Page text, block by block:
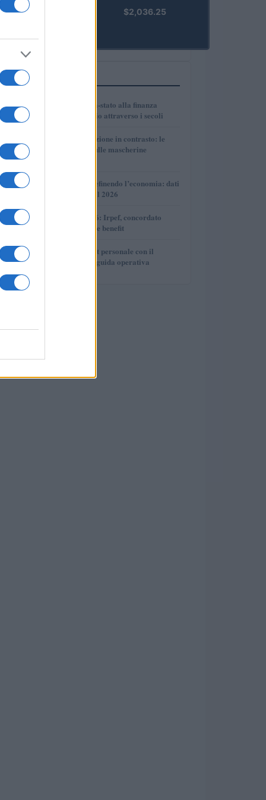
PRIME)
$2,036.25
PIÙ LETTI
1
Dalle antiche città-stato alla finanza
globale: un viaggio attraverso i secoli
2
Governo e opposizione in contrasto: le
accuse di Conte sulle mascherine
3
Come l’IA sta ridefinendo l’economia: dati
e prospettive per il 2026
4
Novità fiscali 2026: Irpef, concordato
preventivo e fringe benefit
5
Cash management personale con il
sistema a bucket: guida operativa